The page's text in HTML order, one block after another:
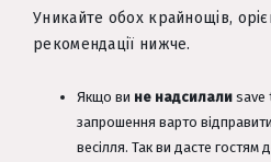
Уникайте обох крайнощів,
рекомендації нижче.
Якщо ви не надсилали save
запрошення варто
весілля. Так ви дасте гостям